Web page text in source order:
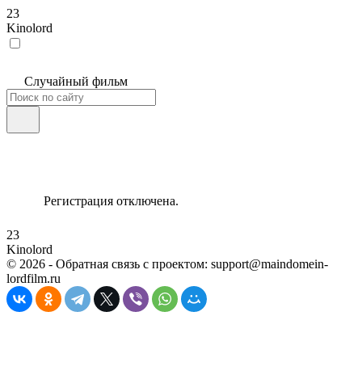
23
Kinolord
Случайный фильм
Регистрация отключена.
23
Kinolord
© 2026 - Обратная связь с проектом: support@maindomein-
lordfilm.ru